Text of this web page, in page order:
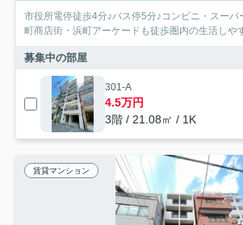
市役所電停徒歩4分♪バス停5分♪コンビニ・スーパ
町商店街・浜町アーケードも徒歩圏内の生活しや
募集中の部屋
301-A
4.5万円
3階 / 21.08㎡ / 1K
賃貸マンション